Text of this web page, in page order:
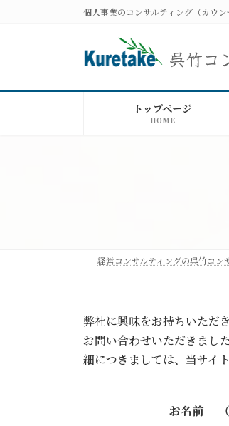
へ
ョ
個人事業のコンサルティング（カウ
トップページ
HOME
経営コンサルティングの呉竹コン
弊社に興味をお持ちいただ
お問い合わせいただきまし
細につきましては、当サイ
お名前